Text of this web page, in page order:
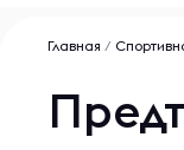
Главная /